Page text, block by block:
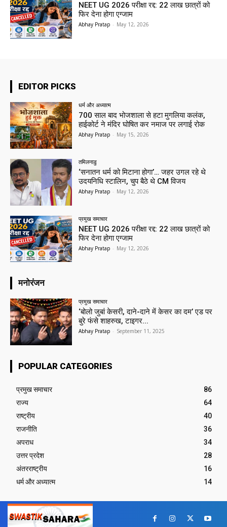
NEET UG 2026 परीक्षा रद्द: 22 लाख छात्रों को
फिर देना होगा एग्जाम
Abhay Pratap - May 12, 2026
EDITOR PICKS
धर्म और अध्यात्म
700 साल बाद भोजशाला से हटा मुगलिया कलंक,
हाईकोर्ट ने मंदिर घोषित कर नमाज पर लगाई रोक
Abhay Pratap - May 15, 2026
तमिलनाडु
‘सनातन धर्म को मिटाना होगा’… जहर उगल रहे थे
उदयनिधि स्टालिन, चुप बैठे थे CM विजय
Abhay Pratap - May 12, 2026
प्रमुख समाचार‎
NEET UG 2026 परीक्षा रद्द: 22 लाख छात्रों को
फिर देना होगा एग्जाम
Abhay Pratap - May 12, 2026
मनोरंजन
प्रमुख समाचार‎
‘बोलो जुबां केसरी, दाने-दाने में केसर का दम’ एड पर
बुरे फंसे शाहरुख, टाइगर...
Abhay Pratap - September 11, 2025
POPULAR CATEGORIES
प्रमुख समाचार‎
86
राज्य
64
राष्ट्रीय
40
राजनीति
36
अपराध
34
उत्तर प्रदेश
28
अंतरराष्ट्रीय
16
धर्म और अध्यात्म
14